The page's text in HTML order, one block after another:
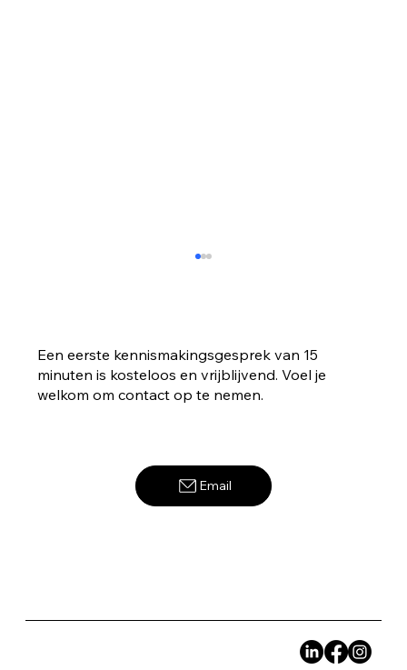
Hoe krijg ik mijn gevoel van veiligheid
weer terug?
Een eerste kennismakingsgesprek van 15
minuten is kosteloos en vrijblijvend. Voel je
welkom om contact op te nemen.
Email